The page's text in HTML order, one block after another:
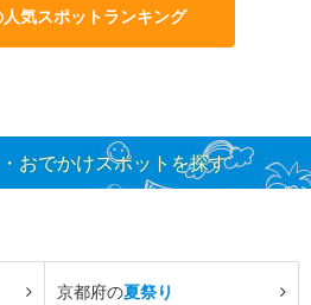
気スポットランキング
おでかけスポットを探す
京都府の夏祭り